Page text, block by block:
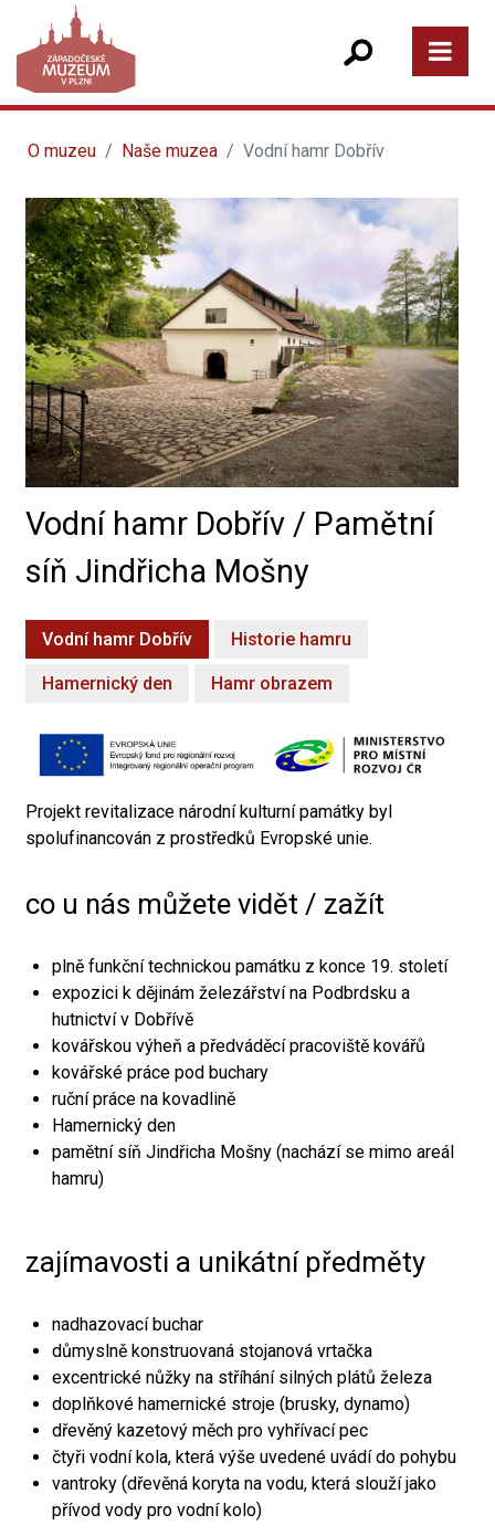
O muzeu Naše muzea Vodní hamr Dobřív
Vodní hamr Dobřív / Pamětní
síň Jindřicha Mošny
Vodní hamr Dobřív Historie hamru
Hamernický den Hamr obrazem
Projekt revitalizace národní kulturní památky byl
spolufinancován z prostředků Evropské unie.
co u nás můžete vidět / zažít
plně funkční technickou památku z konce 19. století
expozici k dějinám železářství na Podbrdsku a
hutnictví v Dobřívě
kovářskou výheň a předváděcí pracoviště kovářů
kovářské práce pod buchary
ruční práce na kovadlině
Hamernický den
pamětní síň Jindřicha Mošny (nachází se mimo areál
hamru)
zajímavosti a unikátní předměty
nadhazovací buchar
důmyslně konstruovaná stojanová vrtačka
excentrické nůžky na stříhání silných plátů železa
doplňkové hamernické stroje (brusky, dynamo)
dřevěný kazetový měch pro vyhřívací pec
čtyři vodní kola, která výše uvedené uvádí do pohybu
vantroky (dřevěná koryta na vodu, která slouží jako
přívod vody pro vodní kolo)